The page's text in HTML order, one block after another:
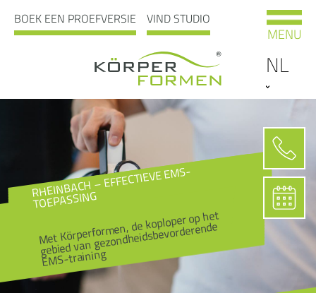
BOEK EEN PROEFVERSIE VIND STUDIO
NL
MENU
RHEINBACH – EFFECTIEVE EMS-
TOEPASSING
Met Körperformen, de koploper op het
gebied van gezondheidsbevorderende
EMS-training